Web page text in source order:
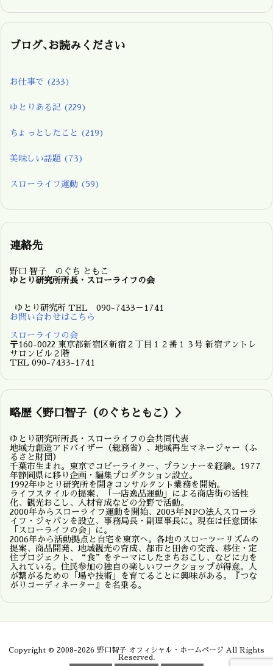
ブログ､お読みください
お仕事で (233)
ゆとりある記 (229)
ちょっとしたこと (219)
美味しい話題 (73)
スローライフ運動 (59)
連絡先
野口 智子 のぐち ともこ
ゆとり研究所所長・スローライフの会
ゆとり研究所 TEL 090-7433－1741
お問い合わせはこちら
スローライフの会
〒160-0022 東京都新宿区新宿２丁目１２番１３号 新宿アントレ
サロンビル２階
TEL 090-7433-1741
略歴＜野口智子（のぐちともこ）＞
ゆとり研究所所長・スローライフの会共同代表
地域力創造アドバイザー（総務省）、地域再生マネージャー（ふ
るさと財団）
千葉市生まれ。東京でコピーライター、プランナーを経験。1977
年静岡県に移り企画・編集プロダクション設立。
1992年ゆとり研究所を開きコンサルタント業務を開始。
ライフスタイルの提案、「一店逸品運動」による商店街の活性
化、観光おこし、人材育成などの分野で活動。
2000年からスローライフ運動を開始、2003年NPO法人スローラ
イフ・ジャパンを設立、事務局長・副理事長に。現在は任意団体
「スローライフの会」に。
2006年から活動拠点と自宅を東京へ。各地のスローツーリズムの
提案、商品開発、地域観光の育成、都市と田舎の交流、移住・定
住プロジェクト、“食”をテーマにしたまちおこし、などに力を
入れている。住民参加の独自の楽しいワークショップが得意。人
が繋がるための「場や技術」を育てることに興味がある。『つな
がりコーディネーター』を名乗る。
Copyright © 2008-2026 野口智子 オフィシャル・ホームページ All Rights
Reserved.